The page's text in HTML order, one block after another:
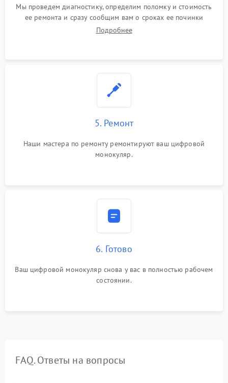
Мы проведем диагностику, определим поломку и стоимость
ее ремонта и сразу сообщим вам о сроках ее починки
Подробнее
5. Ремонт
Наши мастера по ремонту ремонтируют ваш цифровой
монокуляр.
6. Готово
Ваш цифровой монокуляр снова у вас в полностью рабочем
состоянии.
FAQ. Ответы на вопросы